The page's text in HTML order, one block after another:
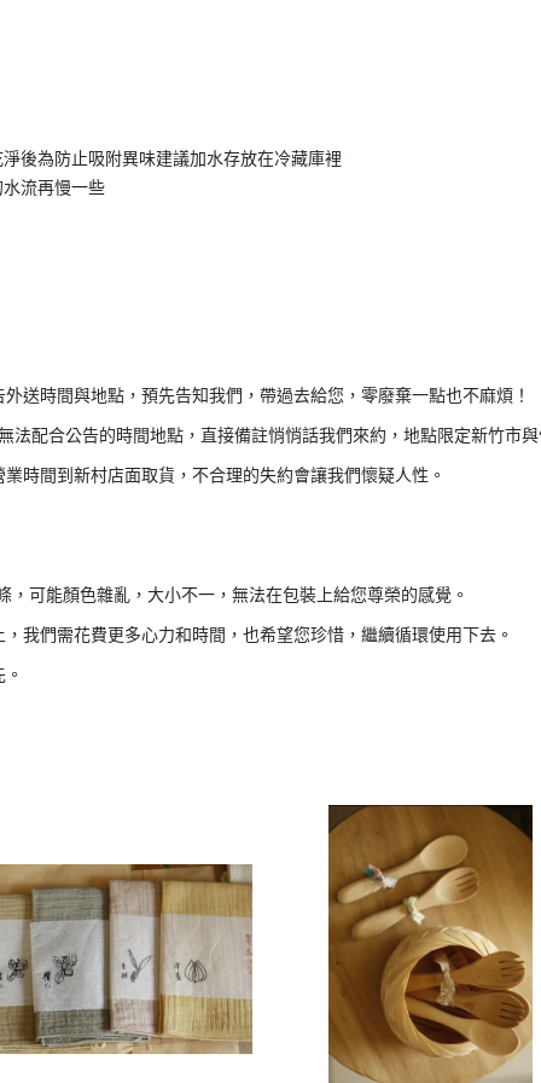
後為防止吸附異味建議加水存放在冷藏庫裡
流再慢一些
送時間與地點，預先告知我們，帶過去給您，零廢棄一點也不麻煩！
法配合公告的時間地點，直接備註悄悄話我們來約，地點限定新竹市
時間到新村店面取貨，不合理的失約會讓我們懷疑人性。
可能顏色雜亂，大小不一，無法在包裝上給您尊榮的感覺。
我們需花費更多心力和時間，也希望您珍惜，繼續循環使用下去。